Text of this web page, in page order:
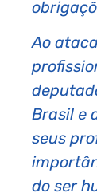
Ao
Brasil e
seus
do ser